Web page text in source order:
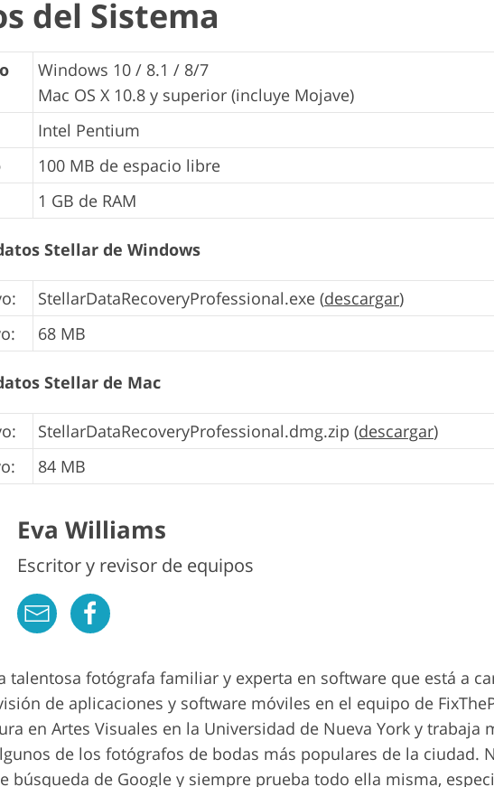
del Sistema
Windows 10 / 8.1 / 8/7
Mac OS X 10.8 y superior (incluye Mojave)
Intel Pentium
100 MB de espacio libre
1 GB de RAM
Stellar de Windows
StellarDataRecoveryProfessional.exe (descargar)
68 MB
Stellar de Mac
StellarDataRecoveryProfessional.dmg.zip (descargar)
84 MB
Eva Williams
Escritor y revisor de equipos
talentosa fotógrafa familiar y experta en software que está a
de aplicaciones y software móviles en el equipo de
en Artes Visuales en la Universidad de Nueva York y trabaja
de los fotógrafos de bodas más populares de la ciudad.
búsqueda de Google y siempre prueba todo ella misma,